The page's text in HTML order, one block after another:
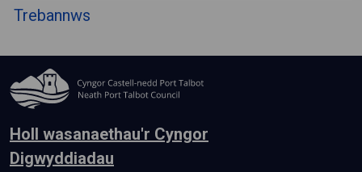
Trebannws
Holl wasanaethau'r Cyngor
Digwyddiadau